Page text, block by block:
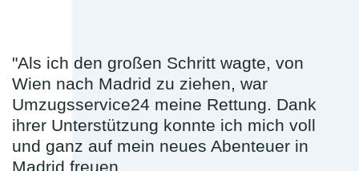
"Als ich den großen Schritt wagte, von
Wien nach Madrid zu ziehen, war
Umzugsservice24 meine Rettung. Dank
ihrer Unterstützung konnte ich mich voll
und ganz auf mein neues Abenteuer in
Madrid freuen.